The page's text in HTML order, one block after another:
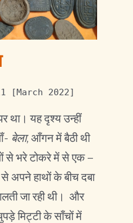
[March 2022]
था। यह दृश्य उन्हीं
बेला, आँगन में बैठी थी
भरे टोकरे में से एक –
अपने हाथों के बीच दबा
जा रही थी। और
मिट्टी के साँचों में